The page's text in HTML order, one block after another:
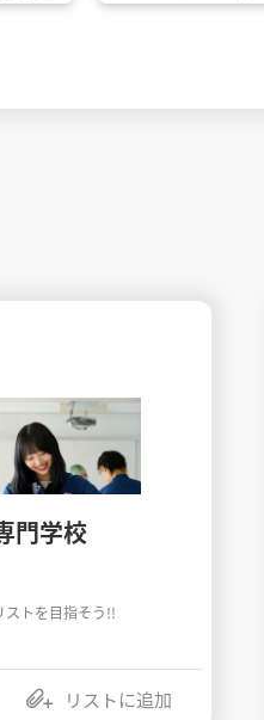
門学校
ストを目指そう!!
リストに追加